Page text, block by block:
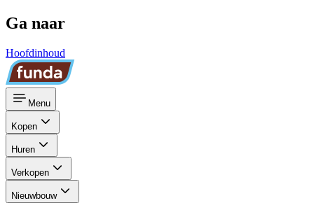
Ga naar
Hoofdinhoud
Menu
Kopen
Huren
Verkopen
Nieuwbouw